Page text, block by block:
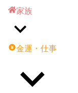
家族
金運・仕事